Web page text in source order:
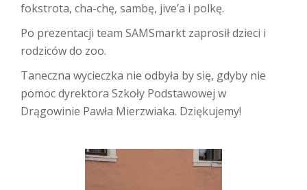
fokstrota, cha-chę, sambę, jive’a i polkę.
Po prezentacji team SAMSmarkt zaprosił dzieci i
rodziców do zoo.
Taneczna wycieczka nie odbyła by się, gdyby nie
pomoc dyrektora Szkoły Podstawowej w
Drągowinie Pawła Mierzwiaka. Dziękujemy!